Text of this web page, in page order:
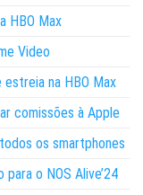
HBO Max
Video
estreia na HBO Max
comissões à Apple
os smartphones
o NOS Alive’24